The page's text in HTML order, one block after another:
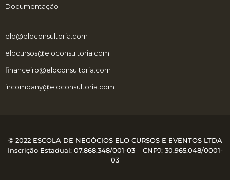
Documentação
elo@eloconsultoria.com
elocursos@eloconsultoria.com
financeiro@eloconsultoria.com
incompany@eloconsultoria.com
© 2022 ESCOLA DE NEGÓCIOS ELO CURSOS E EVENTOS LTDA
Inscrição Estadual: 07.868.348/001-03 – CNPJ: 30.965.048/0001-
03